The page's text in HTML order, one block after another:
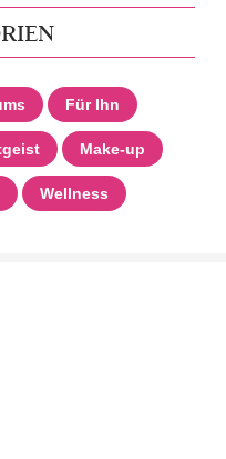
Für Ihn
Make-up
Wellness